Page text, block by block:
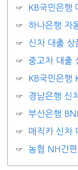
KB국민은행
하나은행 자
신차 대출 상
중고차 대출
KB국민은행
경남은행 신
부산은행
매직카 신차
농협 NH간